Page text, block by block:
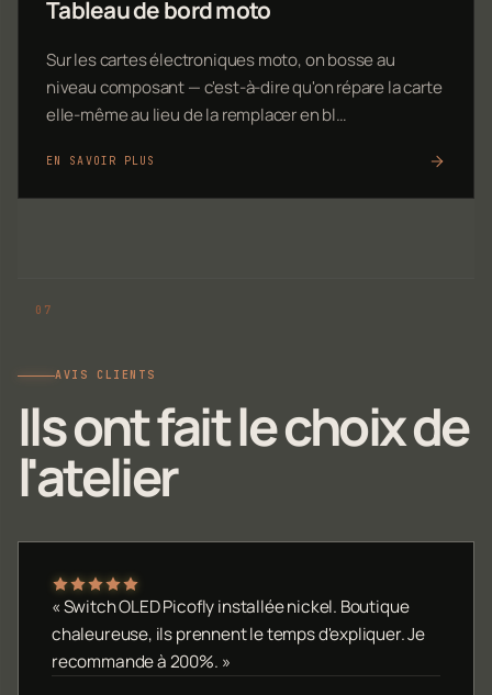
Tableau de bord moto
Sur les cartes électroniques moto, on bosse au
niveau composant — c'est-à-dire qu'on répare la carte
elle-même au lieu de la remplacer en bl…
EN SAVOIR PLUS
AVIS CLIENTS
Ils ont fait le choix de
l'atelier
« Switch OLED Picofly installée nickel. Boutique
chaleureuse, ils prennent le temps d'expliquer. Je
recommande à 200%. »